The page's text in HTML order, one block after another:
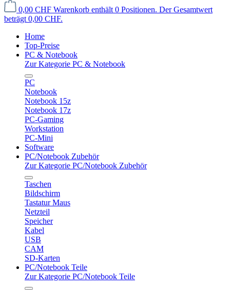
0,00 CHF Warenkorb enthält 0 Positionen. Der Gesamtwert
beträgt 0,00 CHF.
Home
Top-Preise
PC & Notebook
Zur Kategorie PC & Notebook
PC
Notebook
Notebook 15z
Notebook 17z
PC-Gaming
Workstation
PC-Mini
Software
PC/Notebook Zubehör
Zur Kategorie PC/Notebook Zubehör
Taschen
Bildschirm
Tastatur Maus
Netzteil
Speicher
Kabel
USB
CAM
SD-Karten
PC/Notebook Teile
Zur Kategorie PC/Notebook Teile